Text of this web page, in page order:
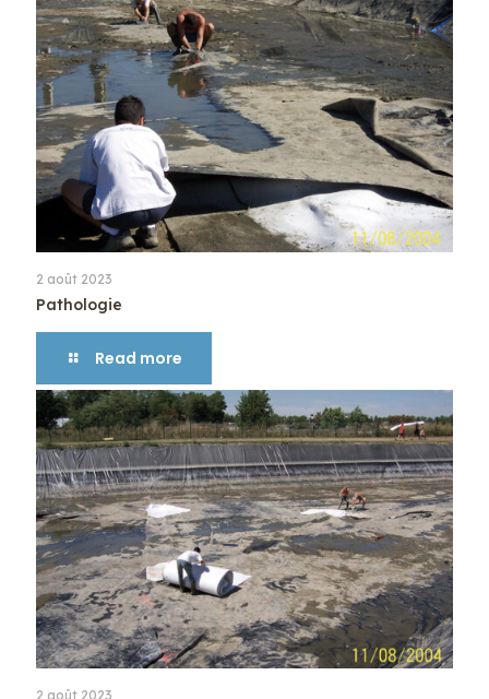
2 août 2023
Pathologie
Read more
2 août 2023